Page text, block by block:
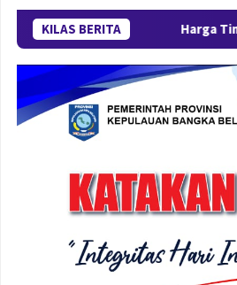
KILAS BERITA
Harga Timah Turun,